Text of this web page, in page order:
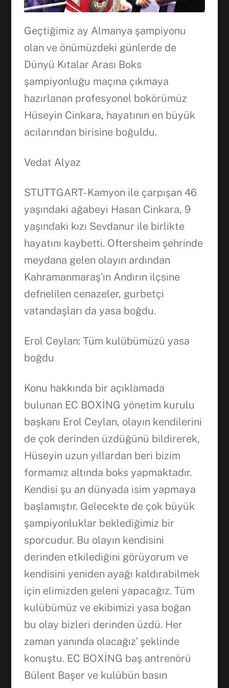
Geçtiğimiz ay Almanya şampiyonu
olan ve önümüzdeki günlerde de
Dünyü Kıtalar Arası Boks
şampiyonluğu maçına çıkmaya
hazırlanan profesyonel bokörümüz
Hüseyin Cinkara, hayatının en büyük
acılarından birisine boğuldu.
Vedat Alyaz
STUTTGART- Kamyon ile çarpışan 46
yaşındaki ağabeyi Hasan Cinkara, 9
yaşındaki kızı Sevdanur ile birlikte
hayatını kaybetti. Oftersheim şehrinde
meydana gelen olayın ardından
Kahramanmaraş’ın Andırın ilçsine
defnelilen cenazeler, gurbetçi
vatandaşları da yasa boğdu.
Erol Ceylan: Tüm kulübümüzü yasa
boğdu
Konu hakkında bir açıklamada
bulunan EC BOXİNG yönetim kurulu
başkanı Erol Ceylan, olayın kendilerini
de çok derinden üzdüğünü bildirerek,
Hüseyin uzun yıllardan beri bizim
formamız altında boks yapmaktadır.
Kendisi şu an dünyada isim yapmaya
başlamıştır. Gelecekte de çok büyük
şampiyonluklar beklediğimiz bir
sporcudur. Bu olayın kendisini
derinden etkilediğini görüyorum ve
kendisini yeniden ayağı kaldırabilmek
için elimizden geleni yapacağız. Tüm
kulübümüz ve ekibimizi yasa boğan
bu olay bizleri derinden üzdü. Her
zaman yanında olacağız’ şeklinde
konuştu. EC BOXİNG baş antrenörü
Bülent Başer ve kulübün basın